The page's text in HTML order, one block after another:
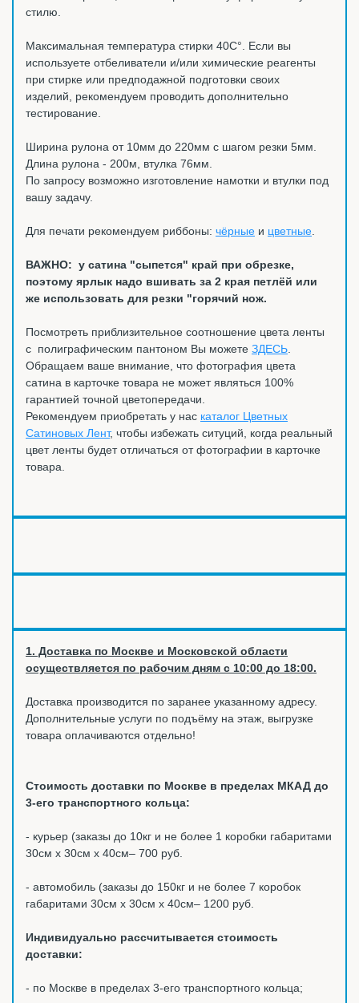
стилю.
Максимальная температура стирки 40С°. Если вы
используете отбеливатели и/или химические реагенты
при стирке или предподажной подготовки своих
изделий, рекомендуем проводить дополнительно
тестирование.
Ширина рулона от 10мм до 220мм с шагом резки 5мм.
Длина рулона - 200м, втулка 76мм.
По запросу возможно изготовление намотки и втулки под
вашу задачу.
Для печати рекомендуем риббоны: чёрные и цветные
ВАЖНО: у сатина "сыпется" край при обрезке,
поэтому ярлык надо вшивать за 2 края петлёй или
же использовать для резки "горячий нож.
Посмотреть приблизительное соотношение цвета ленты
с полиграфическим пантоном Вы можете ЗДЕСЬ
Обращаем ваше внимание, что фотография цвета
сатина в карточке товара не может являться 100%
гарантией точной цветопередачи.
Рекомендуем приобретать у нас каталог Цветных
Сатиновых Лент, чтобы избежать ситуций, когда реальный
цвет ленты будет отличаться от фотографии в карточке
товара.
1. Доставка по Москве и Московской области
осуществляется по рабочим дням с 10:00 до 18:00.
Доставка производится по заранее указанному адресу.
Дополнительные услуги по подъёму на этаж, выгрузке
товара оплачиваются отдельно!
Стоимость доставки по Москве в пределах МКАД до
3-его транспортного кольца:
- курьер (заказы до 10кг и не более 1 коробки габаритами
30см х 30см х 40см– 700 руб.
- автомобиль (заказы до 150кг и не более 7 коробок
габаритами 30см х 30см х 40см– 1200 руб.
Индивидуально рассчитывается стоимость
доставки:
- по Москве в пределах 3-его транспортного кольца;